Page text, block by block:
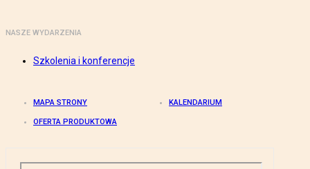
NASZE WYDARZENIA
Szkolenia i konferencje
MAPA STRONY KALENDARIUM
OFERTA PRODUKTOWA